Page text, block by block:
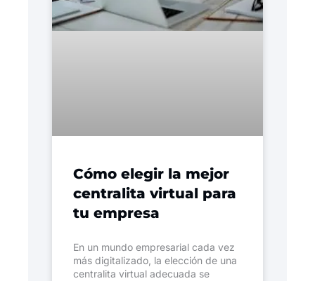
Cómo elegir la mejor
centralita virtual para
tu empresa
En un mundo empresarial cada vez
más digitalizado, la elección de una
centralita virtual adecuada se